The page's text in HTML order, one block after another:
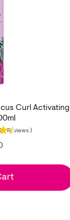
Curl Activating
Reviews )